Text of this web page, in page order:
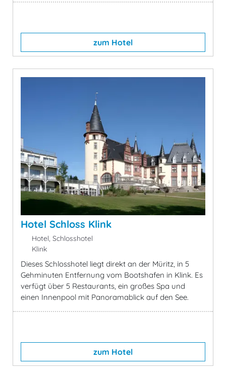
zum Hotel
Hotel Schloss Klink
Hotel, Schlosshotel
Klink
Dieses Schlosshotel liegt direkt an der Müritz, in 5
Gehminuten Entfernung vom Bootshafen in Klink. Es
verfügt über 5 Restaurants, ein großes Spa und
einen Innenpool mit Panoramablick auf den See.
zum Hotel